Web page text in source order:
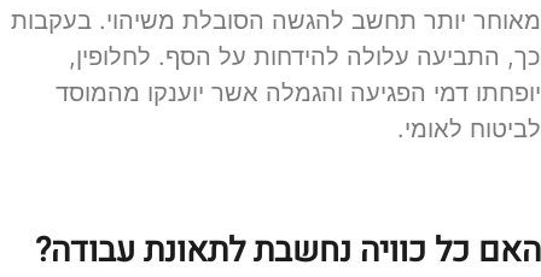
מאוחר יותר תחשב להגשה הסובלת משיהוי. בעקבות
כך, התביעה עלולה להידחות על הסף. לחלופין,
יופחתו דמי הפגיעה והגמלה אשר יוענקו מהמוסד
לביטוח לאומי.
האם כל כוויה נחשבת לתאונת עבודה?